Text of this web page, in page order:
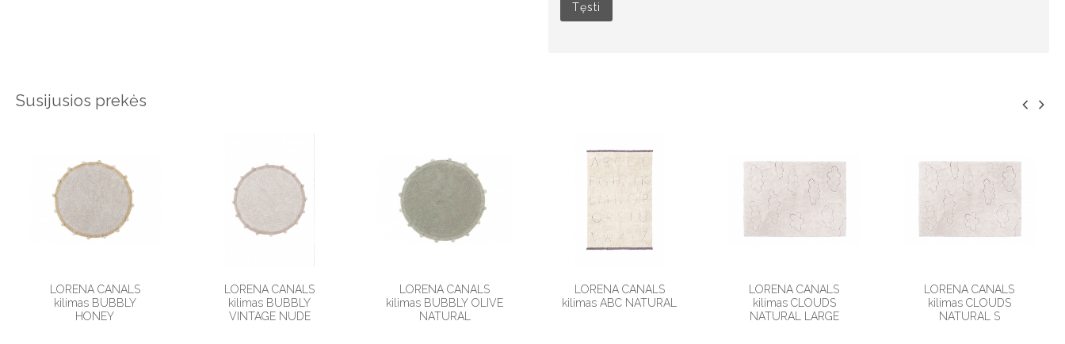
Tęsti
Susijusios prekės
LORENA CANALS
kilimas BUBBLY
HONEY
LORENA CANALS
kilimas BUBBLY
VINTAGE NUDE
LORENA CANALS
kilimas BUBBLY OLIVE
NATURAL
LORENA CANALS
kilimas ABC NATURAL
LORENA CANALS
kilimas CLOUDS
NATURAL LARGE
LORENA CANALS
kilimas CLOUDS
NATURAL S